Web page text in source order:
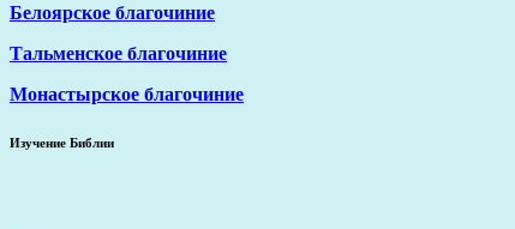
Белоярское благочиние
Тальменское благочиние
Монастырское благочиние
Изучение Библии